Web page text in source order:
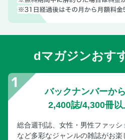
dマガジンおす
バックナンバーか
2,400誌/4,300冊
総合週刊誌、女性・男性ファッ
など多彩なジャンルの雑誌がお